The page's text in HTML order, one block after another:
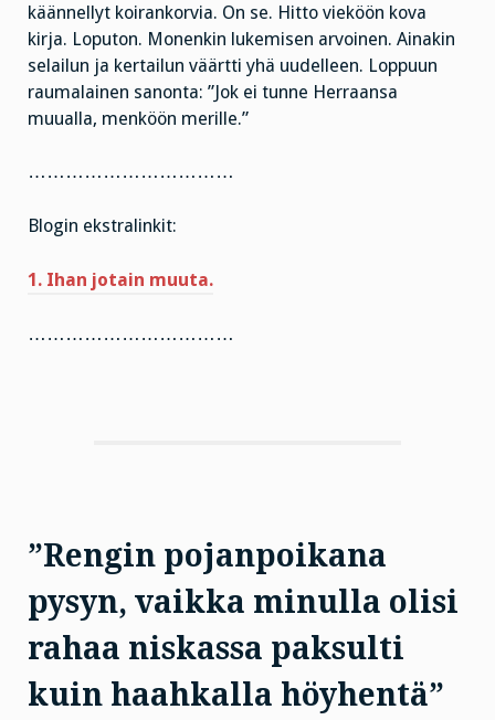
käännellyt koirankorvia. On se. Hitto vieköön kova
kirja. Loputon. Monenkin lukemisen arvoinen. Ainakin
selailun ja kertailun väärtti yhä uudelleen. Loppuun
raumalainen sanonta: ”Jok ei tunne Herraansa
muualla, menköön merille.”
……………………………
Blogin ekstralinkit:
1. Ihan jotain muuta.
……………………………
”Rengin pojanpoikana
pysyn, vaikka minulla olisi
rahaa niskassa paksulti
kuin haahkalla höyhentä”